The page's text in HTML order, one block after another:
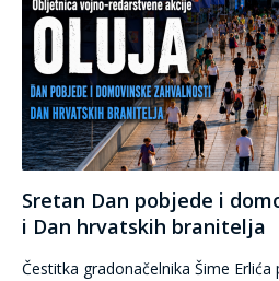
Sretan Dan pobjede i
i Dan hrvatskih branitelja
Čestitka gradonačelnika Šime